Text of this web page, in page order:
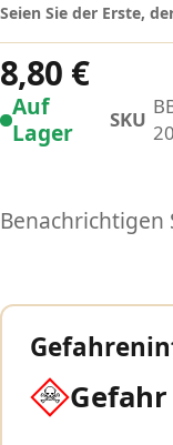
Auf
Lager
SKU
20
Seien Sie der Erste,
8,80 €
Benachrichtigen
Gefahr